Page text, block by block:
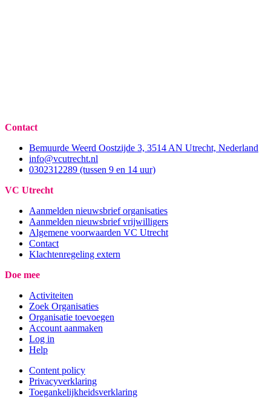
Contact
Bemuurde Weerd Oostzijde 3, 3514 AN Utrecht, Nederland
info@vcutrecht.nl
0302312289 (tussen 9 en 14 uur)
VC Utrecht
Aanmelden nieuwsbrief organisaties
Aanmelden nieuwsbrief vrijwilligers
Algemene voorwaarden VC Utrecht
Contact
Klachtenregeling extern
Doe mee
Activiteiten
Zoek Organisaties
Organisatie toevoegen
Account aanmaken
Log in
Help
Content policy
Privacyverklaring
Toegankelijkheidsverklaring